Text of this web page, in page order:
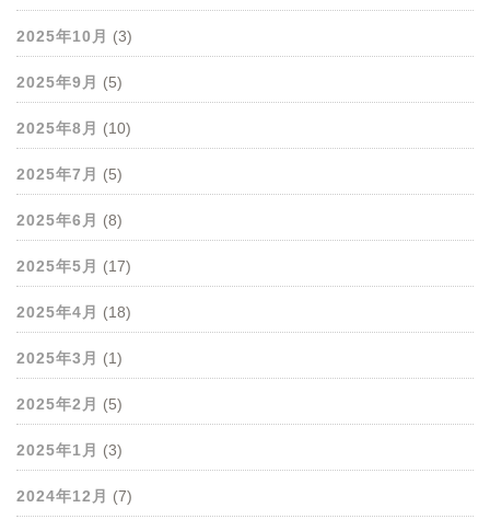
2025年10月 (3)
2025年9月 (5)
2025年8月 (10)
2025年7月 (5)
2025年6月 (8)
2025年5月 (17)
2025年4月 (18)
2025年3月 (1)
2025年2月 (5)
2025年1月 (3)
2024年12月 (7)